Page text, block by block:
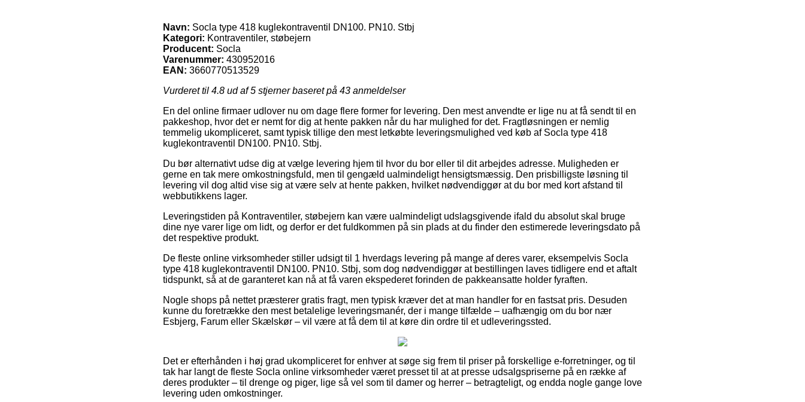
Navn: Socla type 418 kuglekontraventil DN100. PN10. Stbj
Kategori: Kontraventiler, støbejern
Producent: Socla
Varenummer: 430952016
EAN: 3660770513529
Vurderet til 4.8 ud af 5 stjerner baseret på 43 anmeldelser
En del online firmaer udlover nu om dage flere former for levering. Den mest anvendte er lige nu at få sendt til en
pakkeshop, hvor det er nemt for dig at hente pakken når du har mulighed for det. Fragtløsningen er nemlig
temmelig ukompliceret, samt typisk tillige den mest letkøbte leveringsmulighed ved køb af Socla type 418
kuglekontraventil DN100. PN10. Stbj.
Du bør alternativt udse dig at vælge levering hjem til hvor du bor eller til dit arbejdes adresse. Muligheden er
gerne en tak mere omkostningsfuld, men til gengæld ualmindeligt hensigtsmæssig. Den prisbilligste løsning til
levering vil dog altid vise sig at være selv at hente pakken, hvilket nødvendiggør at du bor med kort afstand til
webbutikkens lager.
Leveringstiden på Kontraventiler, støbejern kan være ualmindeligt udslagsgivende ifald du absolut skal bruge
dine nye varer lige om lidt, og derfor er det fuldkommen på sin plads at du finder den estimerede leveringsdato på
det respektive produkt.
De fleste online virksomheder stiller udsigt til 1 hverdags levering på mange af deres varer, eksempelvis Socla
type 418 kuglekontraventil DN100. PN10. Stbj, som dog nødvendiggør at bestillingen laves tidligere end et aftalt
tidspunkt, så at de garanteret kan nå at få varen ekspederet forinden de pakkeansatte holder fyraften.
Nogle shops på nettet præsterer gratis fragt, men typisk kræver det at man handler for en fastsat pris. Desuden
kunne du foretrække den mest betalelige leveringsmanér, der i mange tilfælde – uafhængig om du bor nær
Esbjerg, Farum eller Skælskør – vil være at få dem til at køre din ordre til et udleveringssted.
Det er efterhånden i høj grad ukompliceret for enhver at søge sig frem til priser på forskellige e-forretninger, og til
tak har langt de fleste Socla online virksomheder været presset til at at presse udsalgspriserne på en række af
deres produkter – til drenge og piger, lige så vel som til damer og herrer – betragteligt, og endda nogle gange love
levering uden omkostninger.